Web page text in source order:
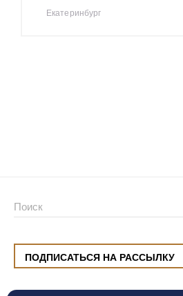
Екатеринбург
ПОДПИСАТЬСЯ НА РАССЫЛКУ
ул. Малышева, 8, Екатеринбург